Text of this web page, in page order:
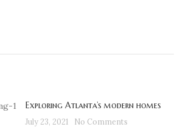
Exploring Atlanta’s modern homes
July 23, 2021 No Comments